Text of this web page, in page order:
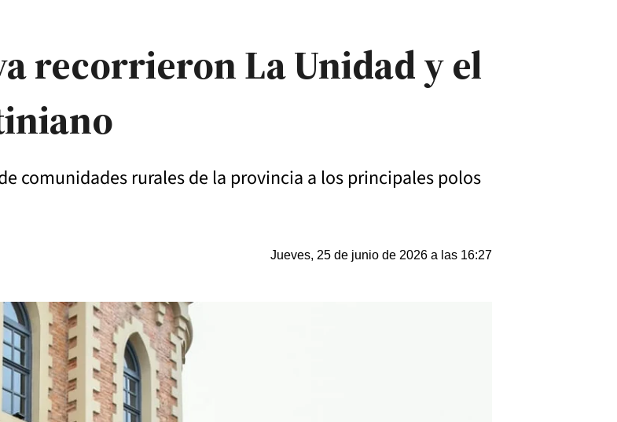
recorrieron La Unidad y el
comunidades rurales de la provincia a los principales polos
Jueves, 25 de junio de 2026 a las 16:27